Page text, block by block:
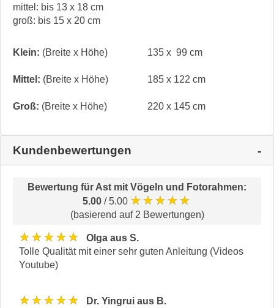
mittel: bis 13 x 18 cm
groß: bis 15 x 20 cm
Klein: (Breite x Höhe) 135 x 99 cm
Mittel: (Breite x Höhe) 185 x 122 cm
Groß: (Breite x Höhe) 220 x 145 cm
Kundenbewertungen
Bewertung für Ast mit Vögeln und Fotorahmen:
5.00 / 5.00 ★★★★★
(basierend auf 2 Bewertungen)
★★★★★
Olga aus S.
Tolle Qualität mit einer sehr guten Anleitung (Videos
Youtube)
★★★★★ Dr. Yingrui aus B.